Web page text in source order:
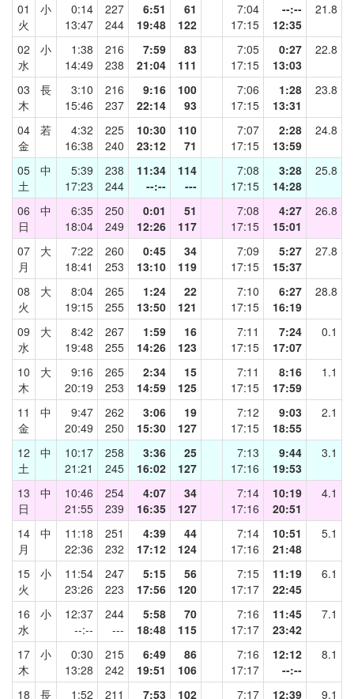
01
火
小
0:14
13:47
227
244
6:51
19:48
61
122
7:04
17:15
--:--
12:35
21.8
02
水
小
1:38
14:49
216
238
7:59
21:04
83
111
7:05
17:15
0:27
13:03
22.8
03
木
長
3:10
15:46
216
237
9:16
22:14
100
93
7:06
17:15
1:28
13:31
23.8
04
金
若
4:32
16:38
225
240
10:30
23:12
110
71
7:07
17:15
2:28
13:59
24.8
05
土
中
5:39
17:23
238
244
11:34
--:--
114
---
7:08
17:15
3:28
14:28
25.8
06
日
中
6:35
18:04
250
249
0:01
12:26
51
117
7:08
17:15
4:27
15:01
26.8
07
月
大
7:22
18:41
260
253
0:45
13:10
34
119
7:09
17:15
5:27
15:37
27.8
08
火
大
8:04
19:15
265
255
1:24
13:50
22
121
7:10
17:15
6:27
16:19
28.8
09
水
大
8:42
19:48
267
255
1:59
14:26
16
123
7:11
17:15
7:24
17:07
0.1
10
木
大
9:16
20:19
265
253
2:34
14:59
15
125
7:11
17:15
8:16
17:59
1.1
11
金
中
9:47
20:49
262
250
3:06
15:30
19
127
7:12
17:15
9:03
18:55
2.1
12
土
中
10:17
21:21
258
245
3:36
16:02
25
127
7:13
17:16
9:44
19:53
3.1
13
日
中
10:46
21:55
254
239
4:07
16:35
34
127
7:14
17:16
10:19
20:51
4.1
14
月
中
11:18
22:36
251
232
4:39
17:12
44
124
7:14
17:16
10:51
21:48
5.1
15
火
小
11:54
23:26
247
223
5:15
17:56
56
120
7:15
17:17
11:19
22:45
6.1
16
水
小
12:37
--:--
244
---
5:58
18:48
70
115
7:16
17:17
11:45
23:42
7.1
17
木
小
0:30
13:28
215
242
6:49
19:51
86
106
7:16
17:17
12:12
--:--
8.1
18 長 1:52 211 7:53 102 7:17 12:39 9.1